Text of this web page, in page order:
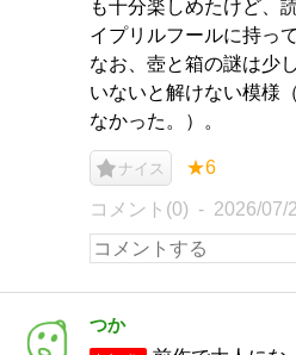
も十分楽しめたけど、
イプリルフールに持っ
なお、壺と箱の謎は少
いないと解けない模様
なかった。）。
ナイス ★6
コメント(0) 2026/07/
つか